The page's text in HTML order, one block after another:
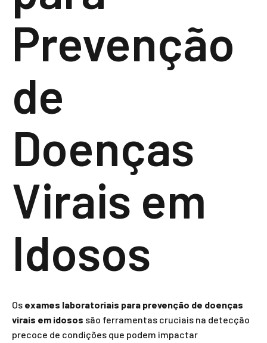
Prevenção
de
Doenças
Virais em
Idosos
Os exames laboratoriais para prevenção de doenças
virais em idosos são ferramentas cruciais na detecção
precoce de condições que podem impactar